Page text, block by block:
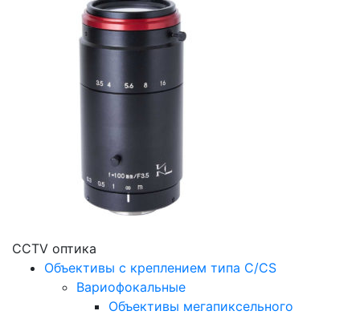
CCTV оптика
Объективы с креплением типа C/CS
Вариофокальные
Объективы мегапиксельного